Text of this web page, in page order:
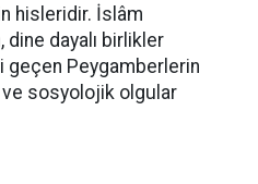
hisleridir. İslâm
dayalı birlikler
geçen Peygamberlerin
ve sosyolojik olgular